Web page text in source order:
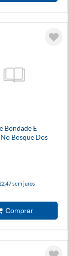
Bondade E
Bosque Dos
sem juros